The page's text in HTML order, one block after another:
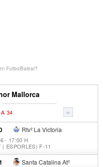
FutbolBalear?
Mallorca
»
34
Rtvº La Victoria
- 17:00 H
ESPORLES) F-11
Santa Catalina Atº